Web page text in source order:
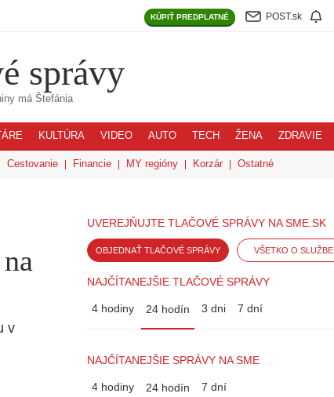
KÚPIŤ PREDPLATNÉ POST.sk
správy
má Štefánia
KULTÚRA VIDEO AUTO TECH ŽENA ZDRAVIE
Cestovanie Financie MY regióny Korzár Ostatné
v
UVEREJŇUJTE TLAČOVÉ SPRÁVY NA SME.SK
OBJEDNAŤ TLAČOVÉ SPRÁVY VŠETKO O SLUŽBE
NAJČÍTANEJŠIE TLAČOVÉ SPRÁVY
4 hodiny 24 hodín 3 dni 7 dní
NAJČÍTANEJŠIE SPRÁVY NA SME
4 hodiny 24 hodín 7 dní